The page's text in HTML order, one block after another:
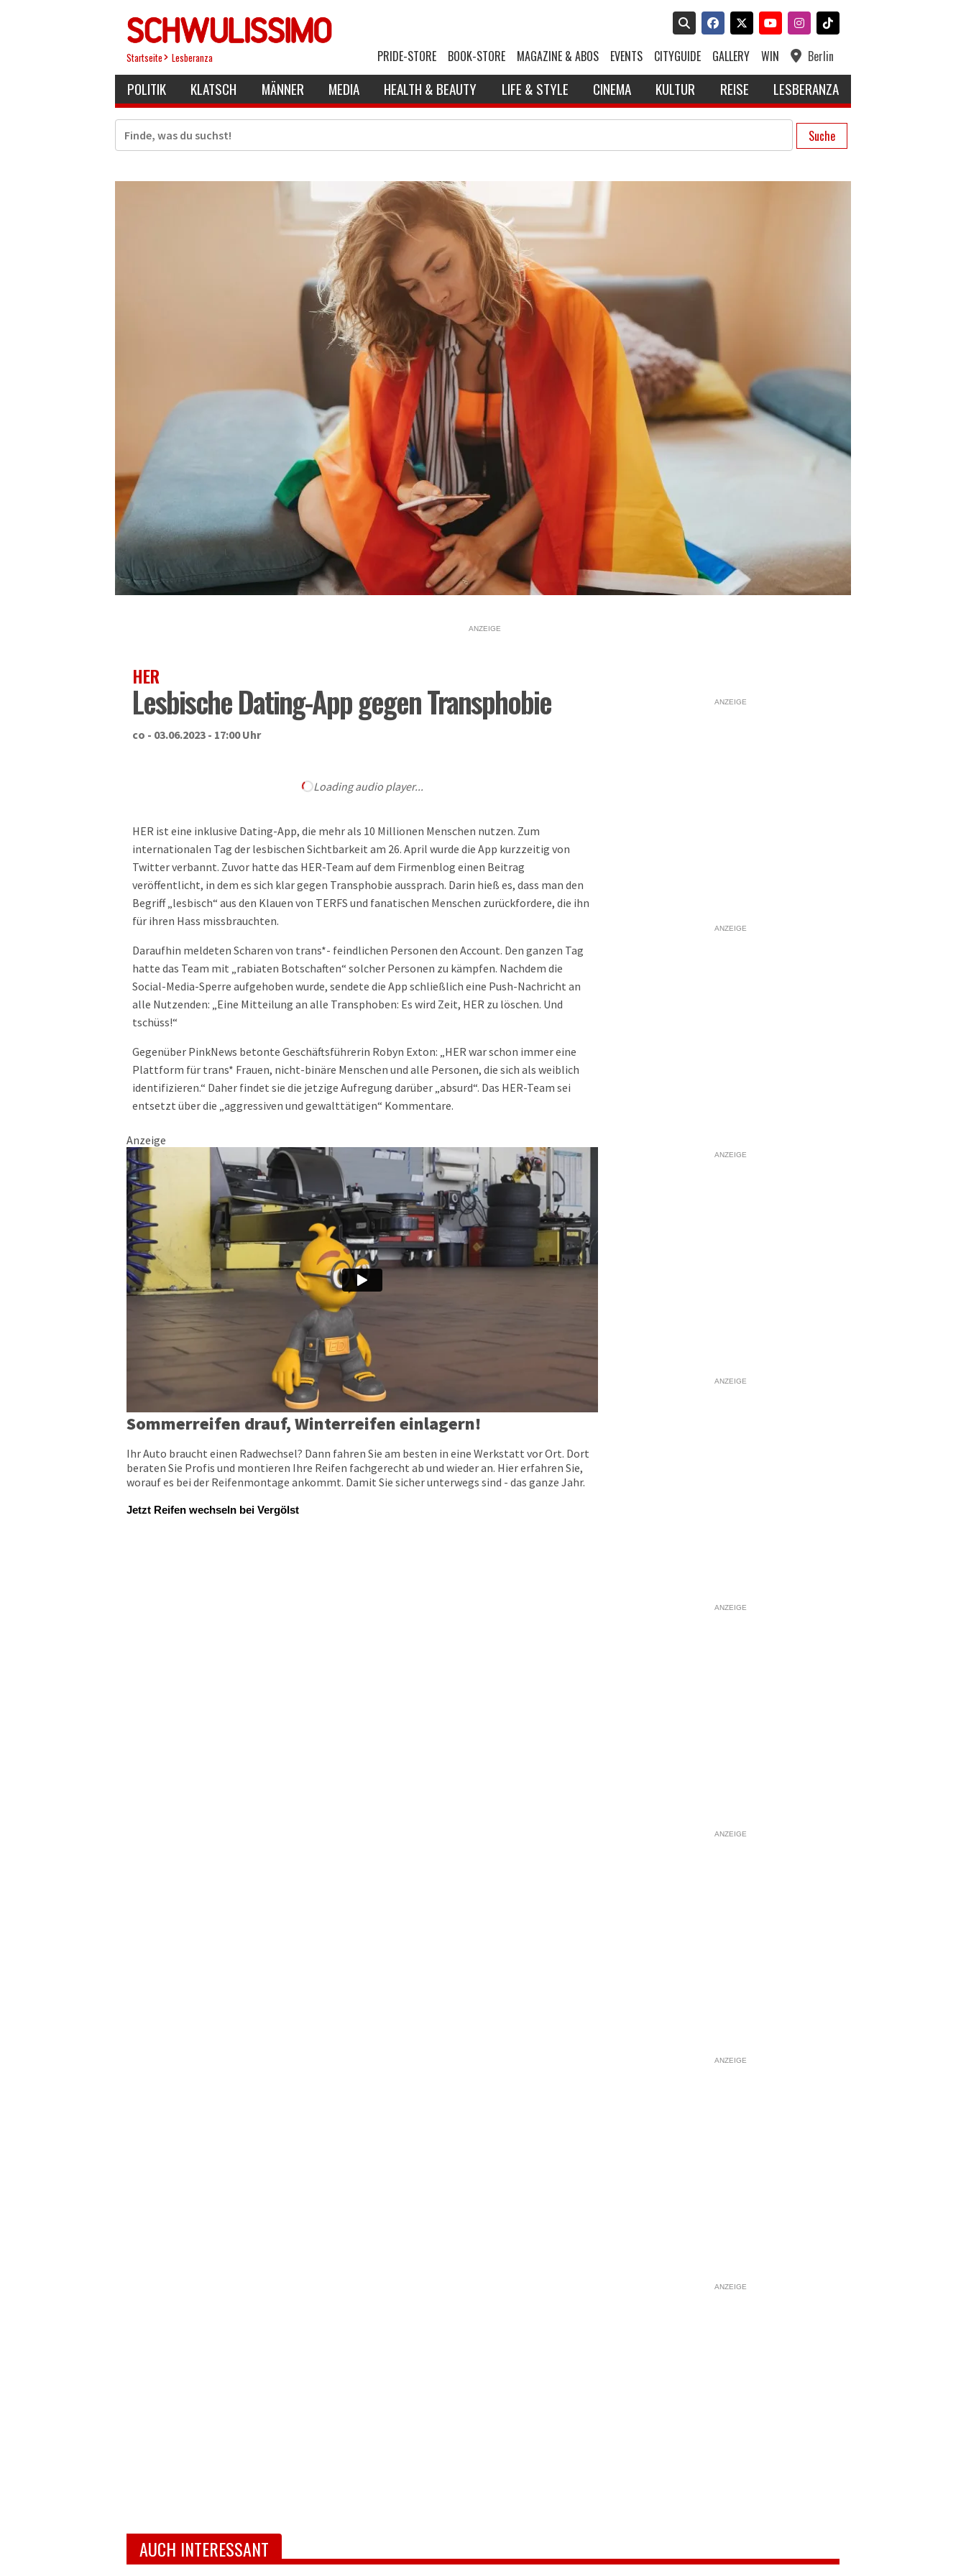
Startseite Lesberanza PRIDE-STORE BOOK-STORE MAGAZINE & ABOS EVENTS CITYGUIDE GALLERY WIN Berlin
POLITIK KLATSCH MÄNNER MEDIA HEALTH & BEAUTY LIFE & STYLE CINEMA KULTUR REISE LESBERANZA
Suche
ANZEIGE
HER
Lesbische Dating-App gegen Transphobie
co - 03.06.2023 - 17:00 Uhr
Loading audio player...
HER ist eine inklusive Dating-App, die mehr als 10 Millionen Menschen nutzen. Zum
internationalen Tag der lesbischen Sichtbarkeit am 26. April wurde die App kurzzeitig von
Twitter verbannt. Zuvor hatte das HER-Team auf dem Firmenblog einen Beitrag
veröffentlicht, in dem es sich klar gegen Transphobie aussprach. Darin hieß es, dass man den
Begriff „lesbisch“ aus den Klauen von TERFS und fanatischen Menschen zurückfordere, die ihn
für ihren Hass missbrauchten.
Daraufhin meldeten Scharen von trans*- feindlichen Personen den Account. Den ganzen Tag
hatte das Team mit „rabiaten Botschaften“ solcher Personen zu kämpfen. Nachdem die
Social-Media-Sperre aufgehoben wurde, sendete die App schließlich eine Push-Nachricht an
alle Nutzenden: „Eine Mitteilung an alle Transphoben: Es wird Zeit, HER zu löschen. Und
tschüss!“
Gegenüber PinkNews betonte Geschäftsführerin Robyn Exton: „HER war schon immer eine
Plattform für trans* Frauen, nicht-binäre Menschen und alle Personen, die sich als weiblich
identifizieren.“ Daher findet sie die jetzige Aufregung darüber „absurd“. Das HER-Team sei
entsetzt über die „aggressiven und gewalttätigen“ Kommentare.
Anzeige
Sommerreifen drauf, Winterreifen einlagern!
Ihr Auto braucht einen Radwechsel? Dann fahren Sie am besten in eine Werkstatt vor Ort. Dort
beraten Sie Profis und montieren Ihre Reifen fachgerecht ab und wieder an. Hier erfahren Sie,
worauf es bei der Reifenmontage ankommt. Damit Sie sicher unterwegs sind - das ganze Jahr.
Jetzt Reifen wechseln bei Vergölst
ANZEIGE
ANZEIGE
ANZEIGE
ANZEIGE
ANZEIGE
ANZEIGE
ANZEIGE
ANZEIGE
AUCH INTERESSANT